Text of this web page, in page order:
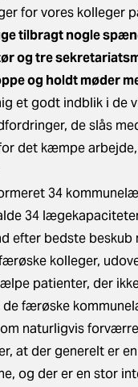
for vores kolleger
tilbragt nogle
og tre
og holdt møder
et godt indblik i de
de slås
det kæmpe
34
34
efter bedste
kolleger,
patienter, der
de færøske
naturligvis
at der generelt er
og der er en stor